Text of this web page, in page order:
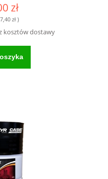
zł
zł)
kosztów dostawy